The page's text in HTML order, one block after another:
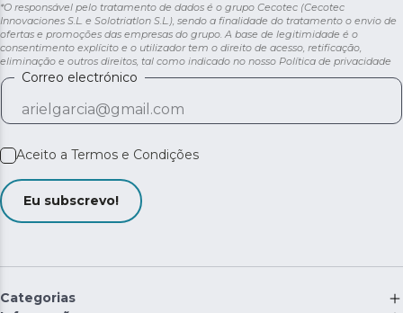
*O responsável pelo tratamento de dados é o grupo Cecotec (Cecotec
Innovaciones S.L. e Solotriatlon S.L.), sendo a finalidade do tratamento o envio de
ofertas e promoções das empresas do grupo. A base de legitimidade é o
consentimento explícito e o utilizador tem o direito de acesso, retificação,
eliminação e outros direitos, tal como indicado no nosso Política de privacidade
Correo electrónico
Aceito a Termos e Condições
Eu subscrevo!
Categorias